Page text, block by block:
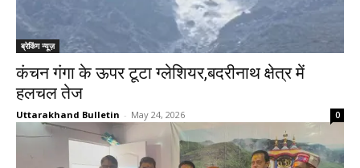
ब्रेकिंग न्यूज़
कंचन गंगा के ऊपर टूटा ग्लेशियर,बदरीनाथ क्षेत्र में
हलचल तेज
Uttarakhand Bulletin - May 24, 2026 0